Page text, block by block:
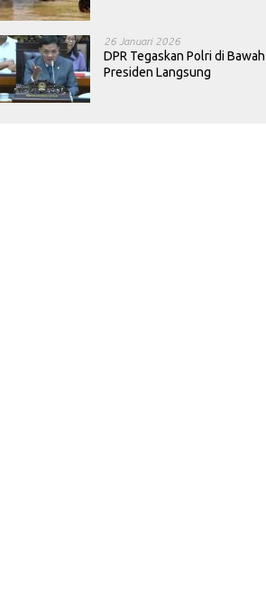
26 Januari 2026
DPR Tegaskan Polri di Bawah
Presiden Langsung